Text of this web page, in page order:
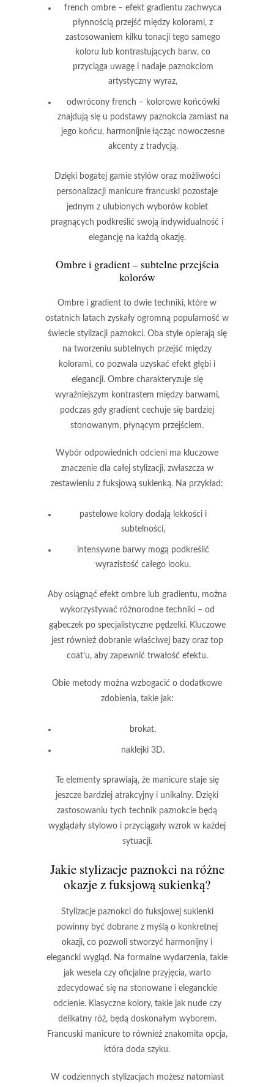
french ombre – efekt gradientu zachwyca
płynnością przejść między kolorami, z
zastosowaniem kilku tonacji tego samego
koloru lub kontrastujących barw, co
przyciąga uwagę i nadaje paznokciom
artystyczny wyraz,
odwrócony french – kolorowe końcówki
znajdują się u podstawy paznokcia zamiast na
jego końcu, harmonijnie łącząc nowoczesne
akcenty z tradycją.
Dzięki bogatej gamie stylów oraz możliwości
personalizacji manicure francuski pozostaje
jednym z ulubionych wyborów kobiet
pragnących podkreślić swoją indywidualność i
elegancjęna każdą okazję.
Ombre i gradient – subtelne przejścia
kolorów
Ombre i gradient to dwie techniki, które w
ostatnich latach zyskały ogromną popularność w
świecie stylizacji paznokci. Oba style opierają się
na tworzeniu subtelnych przejść między
kolorami, co pozwala uzyskać efekt głębi i
elegancji. Ombrecharakteryzuje się
wyraźniejszym kontrastem między barwami,
podczas gdy gradient cechuje się bardziej
stonowanym, płynącym przejściem.
Wybór odpowiednich odcieni ma kluczowe
znaczenie dla całej stylizacji, zwłaszcza w
zestawieniu z fuksjową sukienką. Na przykład:
pastelowe kolory dodają lekkości i
subtelności,
intensywne barwy mogą podkreślić
wyrazistość całego looku.
Aby osiągnąć efekt ombrelub gradientu, można
wykorzystywać różnorodne techniki – od
gąbeczek po specjalistyczne pędzelki. Kluczowe
jest również dobranie właściwej bazy oraz top
coat’u, aby zapewnić trwałość efektu.
Obie metody można wzbogacić o dodatkowe
zdobienia, takie jak:
brokat,
naklejki 3D.
Te elementy sprawiają, że manicure staje się
jeszcze bardziej atrakcyjny i unikalny. Dzięki
zastosowaniu tych technik paznokcie będą
wyglądały stylowo i przyciągały wzrok w każdej
sytuacji.
Jakie stylizacje paznokci na różne
okazje z fuksjową sukienką?
Stylizacje paznokcido fuksjowej sukienki
powinny być dobrane z myślą o konkretnej
okazji, co pozwoli stworzyć harmonijny i
elegancki wygląd. Na formalne wydarzenia, takie
jak wesela czy oficjalne przyjęcia, warto
zdecydować się na stonowane i eleganckie
odcienie. Klasyczne kolory, takie jak nudeczy
delikatny róż, będą doskonałym wyborem.
Francuski manicureto również znakomita opcja,
która doda szyku.
W codziennych stylizacjach możesz natomiast